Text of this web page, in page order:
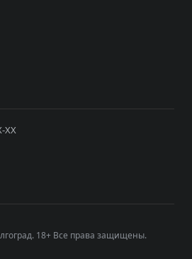
XX
18+ Все права защищены.